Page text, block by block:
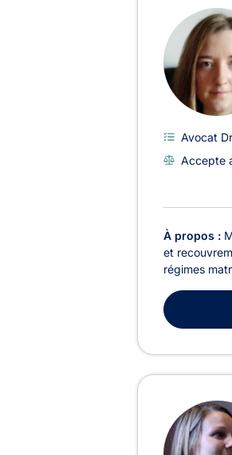
Avocat
Accepte
À propos :
et
régimes